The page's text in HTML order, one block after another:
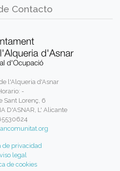
Contacto
l'Alqueria d'Asnar
-
Sant Lorenç, 6
D'ASNAR, L' Alicante
de privacidad
legal
de cookies